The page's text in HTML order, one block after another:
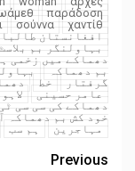
παράδοση
σούννα χαντίθ
افغانستان
بہاولنگر بم
دھماکے میں زخمی
بم دھماکہ
گرفتار
خط
عامر حسینی
دھماکے کی سی سی
خود کش بم دھماکہ
مہاجرین
ہم سب
Previous